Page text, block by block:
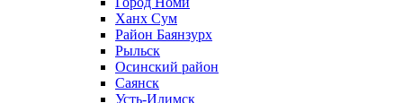
Ханх Сум
Район Баянзурх
Рыльск
Осинский район
Саянск
Усть-Илимск